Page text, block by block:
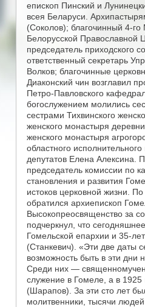
епископ Пинский и
всея Беларуси.
(Соколов); благочинный 4-го
Белорусской Православной
председатель приходского
ответственный секретарь
Волков; благочинные
Диаконский чин возглавил
Петро-Павловского
богослужением молились
сестрами Тихвинского
женского монастыря
женского монастыря
областного
депутатов Елена Алексина.
председатель комиссии по
становления и развития
истоков церковной жизни.
обратился архиепископ
Высокопреосвященство за
подчеркнул, что
Гомельской епархии и 35-
(Станкевич). «Эти две даты
возможность быть в эти
Среди них —
служение в Гомеле, а в
(Шарапов). За эти сто лет
молитвенники, тысячи